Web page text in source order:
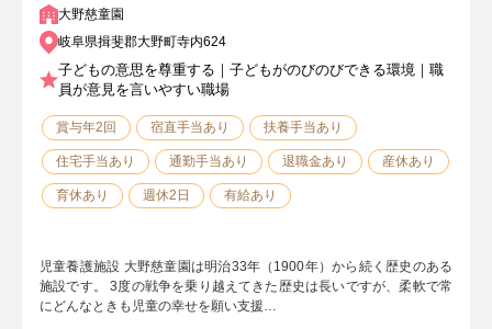
大野慈童園
岐阜県揖斐郡大野町寺内624
子どもの意思を尊重する｜子どもがのびのびできる環境｜職
員が意見を言いやすい職場
賞与年2回 宿直手当あり 扶養手当あり
住宅手当あり 通勤手当あり 退職金あり 産休あり
育休あり 週休2日 有給あり
児童養護施設 大野慈童園は明治33年（1900年）から続く歴史のある
施設です。 3度の戦争を乗り越えてきた歴史は長いですが、柔軟で常
にどんなときも児童の幸せを願い支援…